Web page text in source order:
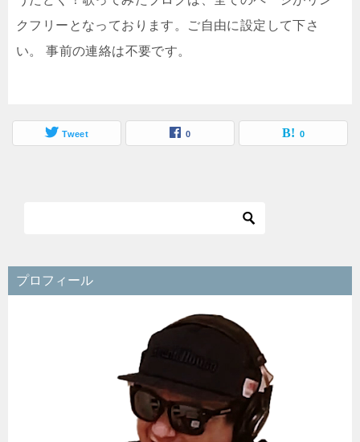
クフリーとなっております。ご自由に設定して下さ
い。 事前の連絡は不要です。
Tweet 0 0
プロフィール